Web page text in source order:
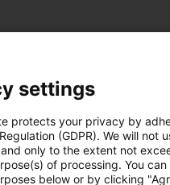
settings
protects your privacy by
(GDPR). We will
only to the extent not
of processing. You
below or by clicking